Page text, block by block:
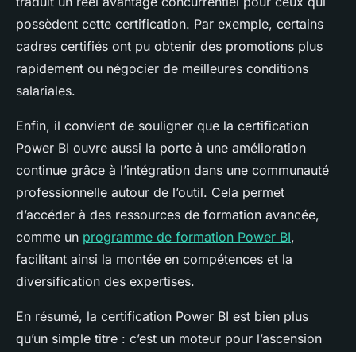
possèdent cette certification. Par exemple, certains
cadres certifiés ont pu obtenir des promotions plus
rapidement ou négocier de meilleures conditions
salariales.
Enfin, il convient de souligner que la certification
Power BI ouvre aussi la porte à une amélioration
continue grâce à l’intégration dans une communauté
professionnelle autour de l’outil. Cela permet
d’accéder à des ressources de formation avancée,
comme un programme de formation Power BI,
facilitant ainsi la montée en compétences et la
diversification des expertises.
En résumé, la certification Power BI est bien plus
qu’un simple titre : c’est un moteur pour l’ascension